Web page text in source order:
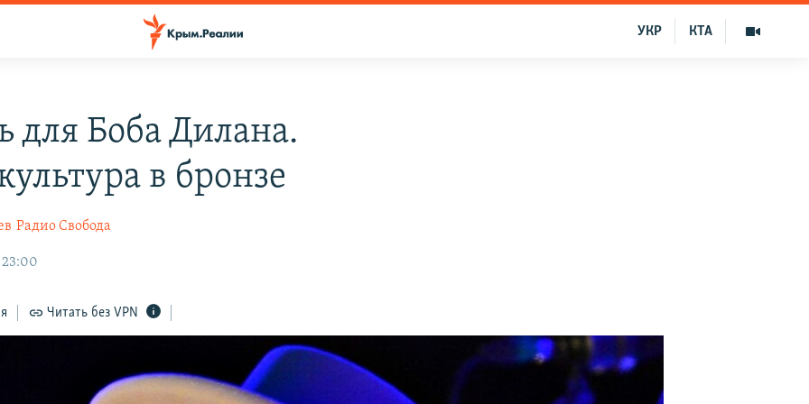
КТА
УКР
для Боба Дилана.
в бронзе
Радио Свобода
23:00
Читать без VPN